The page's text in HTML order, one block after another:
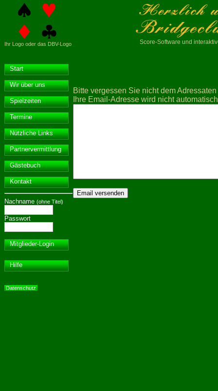
Ihr Logo oder das DBV-Logo Score-Software und
Start
Wir über uns
Spielzeiten
Termine
Nützliche Links
Partnervermittlung
Gästebuch
Kontakt
Nachname (ohne Titel)
Passwort
Mitglieder-Login
Hilfe
Datenschutz
Bitte vergessen Sie nicht dem
Ihre Email-Adresse wird nicht